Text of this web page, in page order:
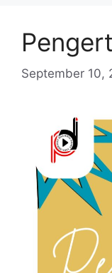
September 10,